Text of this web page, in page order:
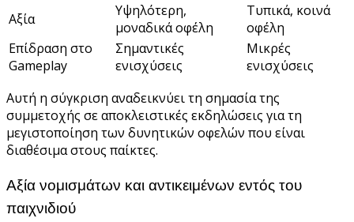
Αξία
Υψηλότερη,
μοναδικά οφέλη
Τυπικά, κοινά
οφέλη
Επίδραση στο
Gameplay
Σημαντικές
ενισχύσεις
Μικρές
ενισχύσεις
Αυτή η σύγκριση αναδεικνύει τη σημασία της
συμμετοχής σε αποκλειστικές εκδηλώσεις για τη
μεγιστοποίηση των δυνητικών οφελών που είναι
διαθέσιμα στους παίκτες.
Αξία νομισμάτων και αντικειμένων εντός του
παιχνιδιού